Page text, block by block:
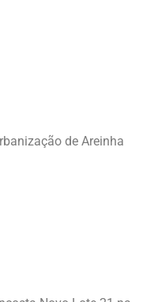
de Areinha